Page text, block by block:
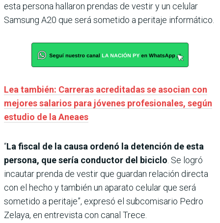
esta persona hallaron prendas de vestir y un celular
Samsung A20 que será sometido a peritaje informático.
Lea también: Carreras acreditadas se asocian con
mejores salarios para jóvenes profesionales, según
estudio de la Aneaes
“La fiscal de la causa ordenó la detención de esta
persona, que sería conductor del biciclo . Se logró
incautar prenda de vestir que guardan relación directa
con el hecho y también un aparato celular que será
sometido a peritaje”, expresó el subcomisario Pedro
Zelaya, en entrevista con canal Trece.